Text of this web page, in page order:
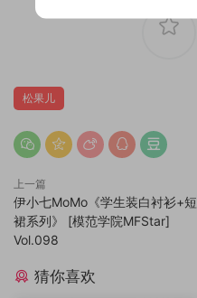
松果儿
上一篇
伊小七MoMo《学生装白衬衫+短
裙系列》 [模范学院MFStar]
Vol.098
猜你喜欢